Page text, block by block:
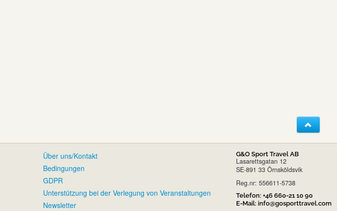
Über uns/Kontakt
Bedingungen
GDPR
Unterstützung bei der Verlegung von Veranstaltungen
Newsletter
G&O Sport Travel AB
Lasarettsgatan 12
SE-891 33 Örnsköldsvik
Reg.nr: 556611-5738
Telefon: +46 660-21 10 90
E-Mail: info@gosporttravel.com